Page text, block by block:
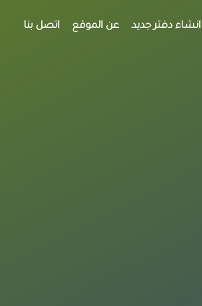
انشاء دفتر جديد عن الموقع اتصل بنا